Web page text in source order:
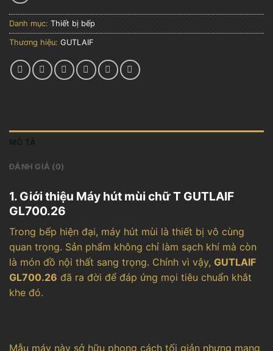
Danh mục: Thiết bị bếp
Thương hiệu: GUTLAIF
ĐÁNH GIÁ (0)
1. Giới thiệu Máy hút mùi chữ T GUTLAIF
GL700.26
Trong bếp hiện đại, máy hút mùi là thiết bị vô cùng
quan trọng. Sản phẩm không chỉ làm sạch khí mà còn
là món đồ nội thất sang trọng. Chính vì vậy, GUTLAIF
GL700.26 đã ra đời để đáp ứng mọi tiêu chuẩn khắt
khe đó.
Mẫu máy này sở hữu phong cách tối giản nhưng mang